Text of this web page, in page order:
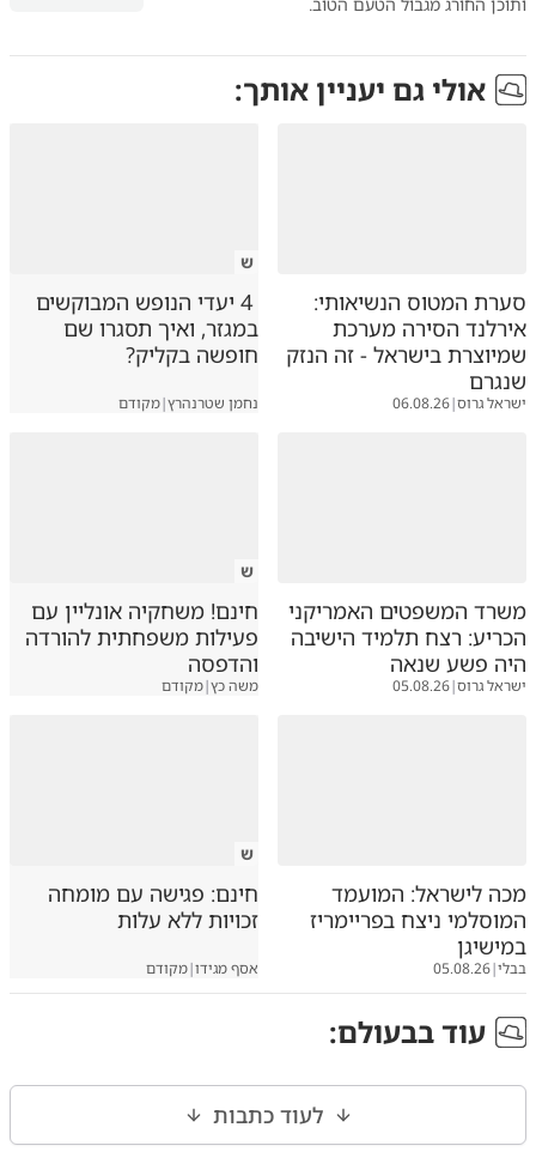
אולי גם יעניין אותך:
סערת המטוס הנשיאותי:
אירלנד הסירה מערכת
שמיוצרת בישראל - זה הנזק
שנגרם
ישראל גרוס|
06.08.26
ש
4 יעדי הנופש המבוקשים
במגזר, ואיך תסגרו שם
חופשה בקליק?
נחמן שטרנהרץ|מקודם
משרד המשפטים האמריקני
הכריע: רצח תלמיד הישיבה
היה פשע שנאה
ישראל גרוס|
05.08.26
ש
חינם! משחקיה אונליין עם
פעילות משפחתית להורדה
והדפסה
משה כץ|מקודם
מכה לישראל: המועמד
המוסלמי ניצח בפריימריז
במישיגן
בבלי|
05.08.26
ש
חינם: פגישה עם מומחה
זכויות ללא עלות
אסף מגידו|מקודם
עוד בבעולם:
לעוד כתבות